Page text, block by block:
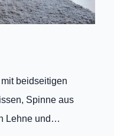
beidseitigen
Spinne aus
Lehne und…